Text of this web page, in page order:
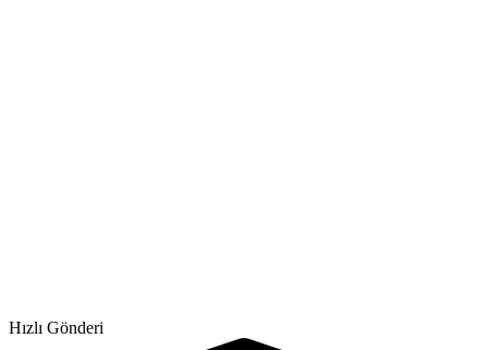
Hızlı Gönderi